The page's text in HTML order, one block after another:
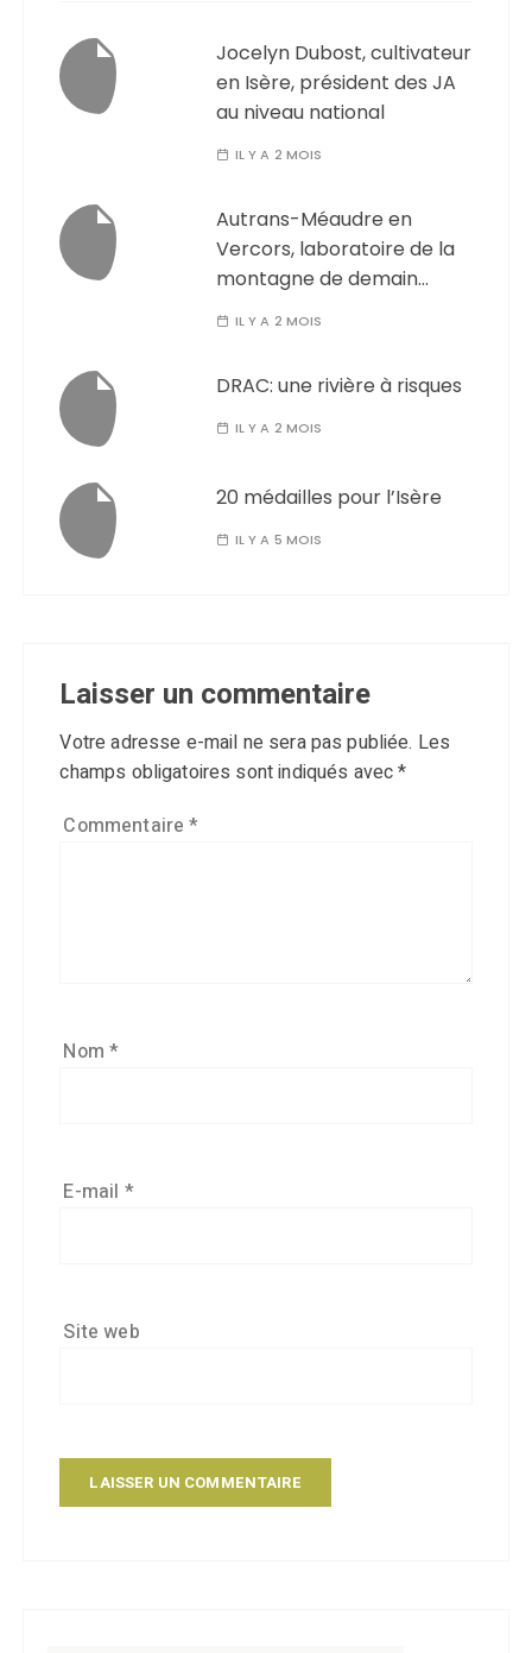
Jocelyn Dubost, cultivateur
en Isère, président des JA
au niveau national
IL Y A 2 MOIS
Autrans-Méaudre en
Vercors, laboratoire de la
montagne de demain…
IL Y A 2 MOIS
DRAC: une rivière à risques
IL Y A 2 MOIS
20 médailles pour l’Isère
IL Y A 5 MOIS
Laisser un commentaire
Votre adresse e-mail ne sera pas publiée. Les
champs obligatoires sont indiqués avec*
Commentaire*
Nom*
E-mail *
Site web